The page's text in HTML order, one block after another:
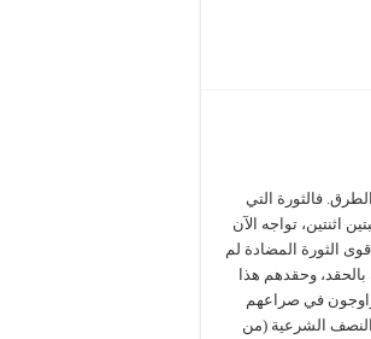
فالثورة التي
اثنتين، تواجه الآن
الثورة المضادة لم
وحقدهم هذا
في صراعهم
الشرعية (من